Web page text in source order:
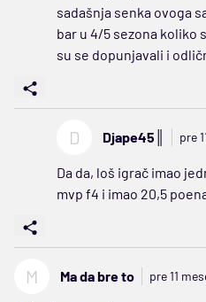
sadašnja senka ovoga
bar u 4/5 sezona koliko
su se dopunjavali i
D Djape45║ pre
Da da, loš igrač imao
mvp f4 i imao 20,5
M Ma da bre to pre 11